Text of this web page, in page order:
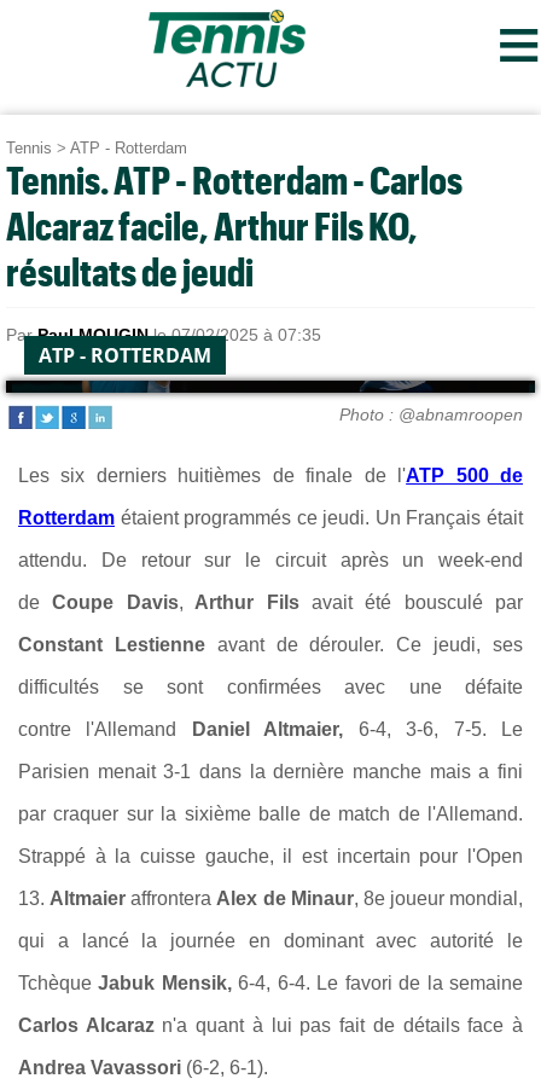
≡
Tennis > ATP - Rotterdam
Tennis. ATP - Rotterdam - Carlos
Alcaraz facile, Arthur Fils KO,
résultats de jeudi
ParPaul MOUGINle 07/02/2025 à 07:35
ATP - ROTTERDAM
Photo : @abnamroopen
Les six derniers huitièmes de finale de l'ATP 500 de
Rotterdam étaient programmés ce jeudi. Un Français était
attendu. De retour sur le circuit après un week-end
deCoupe Davis, Arthur Filsavait été bousculé par
Constant Lestienneavant de dérouler. Ce jeudi, ses
difficultés se sont confirmées avec une défaite
contre l'Allemand Daniel Altmaier, 6-4, 3-6, 7-5. Le
Parisien menait 3-1 dans la dernière manche mais a fini
par craquer sur la sixième balle de match de l'Allemand.
Strappé à la cuisse gauche, il est incertain pour l'Open
13. Altmaieraffrontera Alex de Minaur, 8e joueur mondial,
qui a lancé la journée en dominant avec autorité le
TchèqueJabuk Mensik,6-4, 6-4. Le favori de la semaine
Carlos Alcarazn'a quant à lui pas fait de détails face à
Andrea Vavassori (6-2, 6-1).